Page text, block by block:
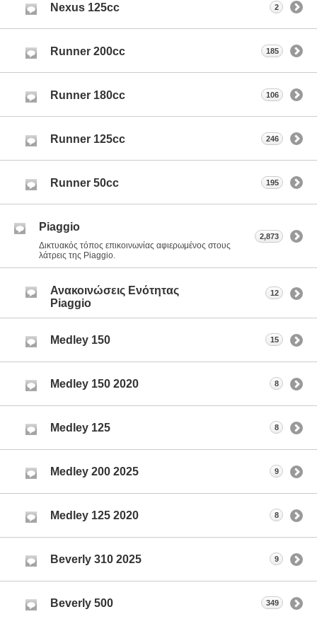
Nexus 125cc 2
Runner 200cc 185
Runner 180cc 106
Runner 125cc 246
Runner 50cc 195
Piaggio
Δικτυακός τόπος επικοινωνίας αφιερωμένος στους
λάτρεις της Piaggio.
2,873
Ανακοινώσεις Ενότητας
Piaggio
12
Medley 150 15
Medley 150 2020 8
Medley 125 8
Medley 200 2025 9
Medley 125 2020 8
Beverly 310 2025 9
Beverly 500 349